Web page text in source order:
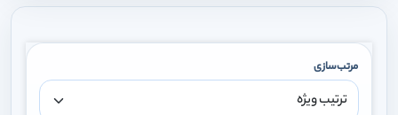
مرتب‌سازی